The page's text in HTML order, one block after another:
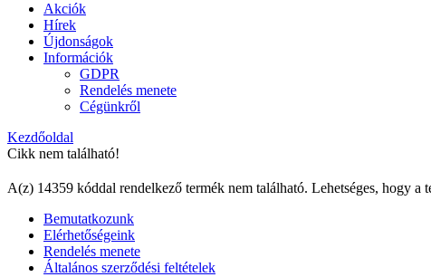
Akciók
Hírek
Újdonságok
Információk
GDPR
Rendelés menete
Cégünkről
Kezdőoldal
Cikk nem található!
A(z) 14359 kóddal rendelkező termék nem található. Lehetséges, hogy a
Bemutatkozunk
Elérhetőségeink
Rendelés menete
Általános szerződési feltételek